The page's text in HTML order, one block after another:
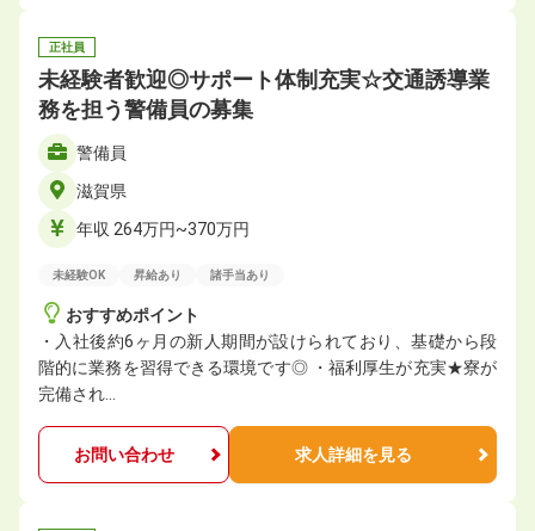
正社員
未経験者歓迎◎サポート体制充実☆交通誘導業
務を担う警備員の募集
警備員
滋賀県
年収 264万円~370万円
未経験OK 昇給あり 諸手当あり
おすすめポイント
・入社後約6ヶ月の新人期間が設けられており、基礎から段
階的に業務を習得できる環境です◎ ・福利厚生が充実★寮が
完備され…
お問い合わせ 求人詳細を見る